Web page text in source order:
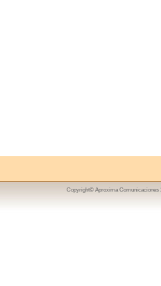
Copyright© Aproxima Comunicaciones